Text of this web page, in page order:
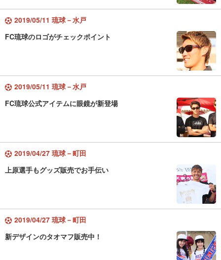
2019/05/11 琉球－水戸
FC琉球のロゴがチェックポイント
2019/05/11 琉球－水戸
FC琉球公式アイテムに眼鏡が新登場
2019/04/27 琉球－町田
上原選手もグッズ販売でお手伝い
2019/04/27 琉球－町田
新デザインのタオマフ販売中！